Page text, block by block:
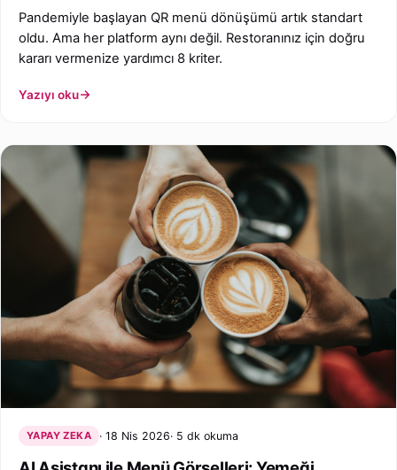
Pandemiyle başlayan QR menü dönüşümü artık standart
oldu. Ama her platform aynı değil. Restoranınız için doğru
kararı vermenize yardımcı 8 kriter.
Yazıyı oku
YAPAY ZEKA 18 Nis 2026 5 dk okuma